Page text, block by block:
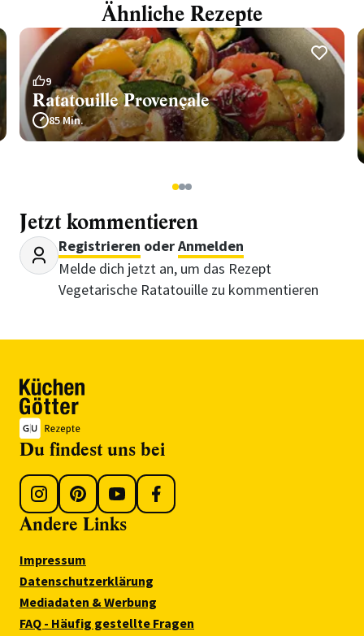
Ähnliche Rezepte
9
Ratatouille Provençale
85 Min.
123
Jetzt kommentieren
Registrieren oderAnmelden
Melde dich jetzt an, um das Rezept
Vegetarische Ratatouille zu kommentieren
Du findest uns bei
Andere Links
Impressum
Datenschutzerklärung
Mediadaten & Werbung
FAQ - Häufig gestellte Fragen